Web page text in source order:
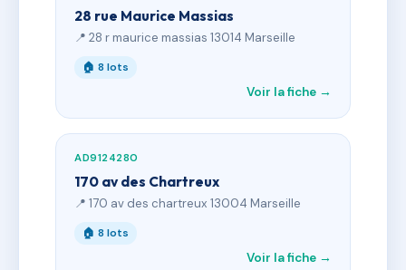
28 rue Maurice Massias
📍 28 r maurice massias 13014 Marseille
🏠 8 lots
Voir la fiche →
AD9124280
170 av des Chartreux
📍 170 av des chartreux 13004 Marseille
🏠 8 lots
Voir la fiche →